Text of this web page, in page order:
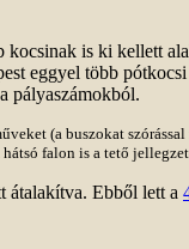
is ki kellett
eggyel több
pályaszámokból.
(a buszokat
falon is a tető
átalakítva. Ebből lett a